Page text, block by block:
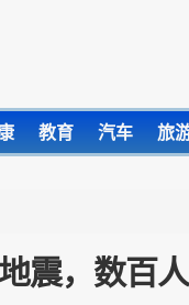
教育 汽车 旅
震，数百